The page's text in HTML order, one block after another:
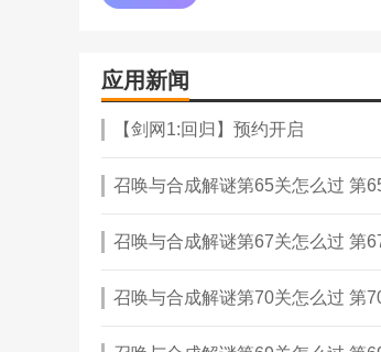
qire免费小说app的应用特点:
应用新闻
【剑网1:回归】预约开启